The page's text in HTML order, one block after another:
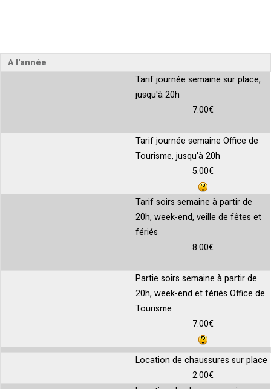
A l'année
Tarif journée semaine sur place,
jusqu'à 20h
7.00€
Tarif journée semaine Office de
Tourisme, jusqu'à 20h
5.00€
Tarif soirs semaine à partir de
20h, week-end, veille de fêtes et
fériés
8.00€
Partie soirs semaine à partir de
20h, week-end et fériés Office de
Tourisme
7.00€
Location de chaussures sur place
2.00€